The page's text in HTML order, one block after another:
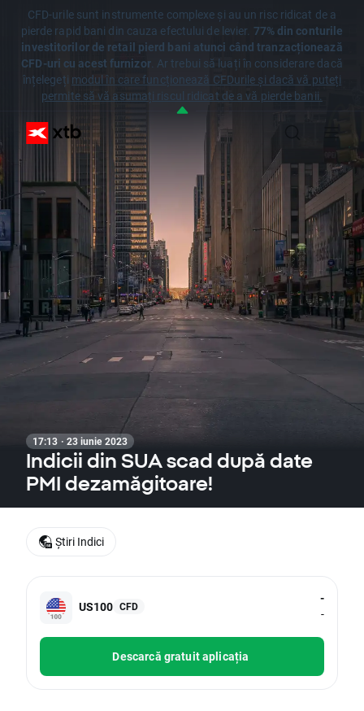
CFD-urile sunt instrumente complexe și au un risc ridicat de a
pierde rapid bani din cauza efectului de levier. 77% din conturile
investitorilor de retail pierd bani atunci când tranzacționează
CFD-uri cu acest furnizor. Ar trebui să luați în considerare dacă
înțelegeți modul în care funcționează CFDurile și dacă vă puteți
permite să vă asumați riscul ridicat de a vă pierde banii.
17:13 · 23 iunie 2023
Indicii din SUA scad după date
PMI dezamăgitoare!
US100 CFD
-
-
Descarcă gratuit aplicația
Știri Indici